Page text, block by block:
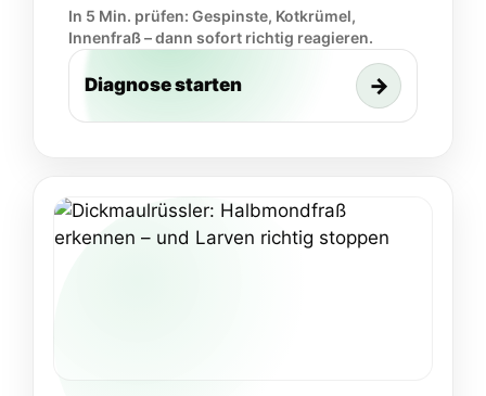
In 5 Min. prüfen: Gespinste, Kotkrümel,
Innenfraß – dann sofort richtig reagieren.
Diagnose starten →